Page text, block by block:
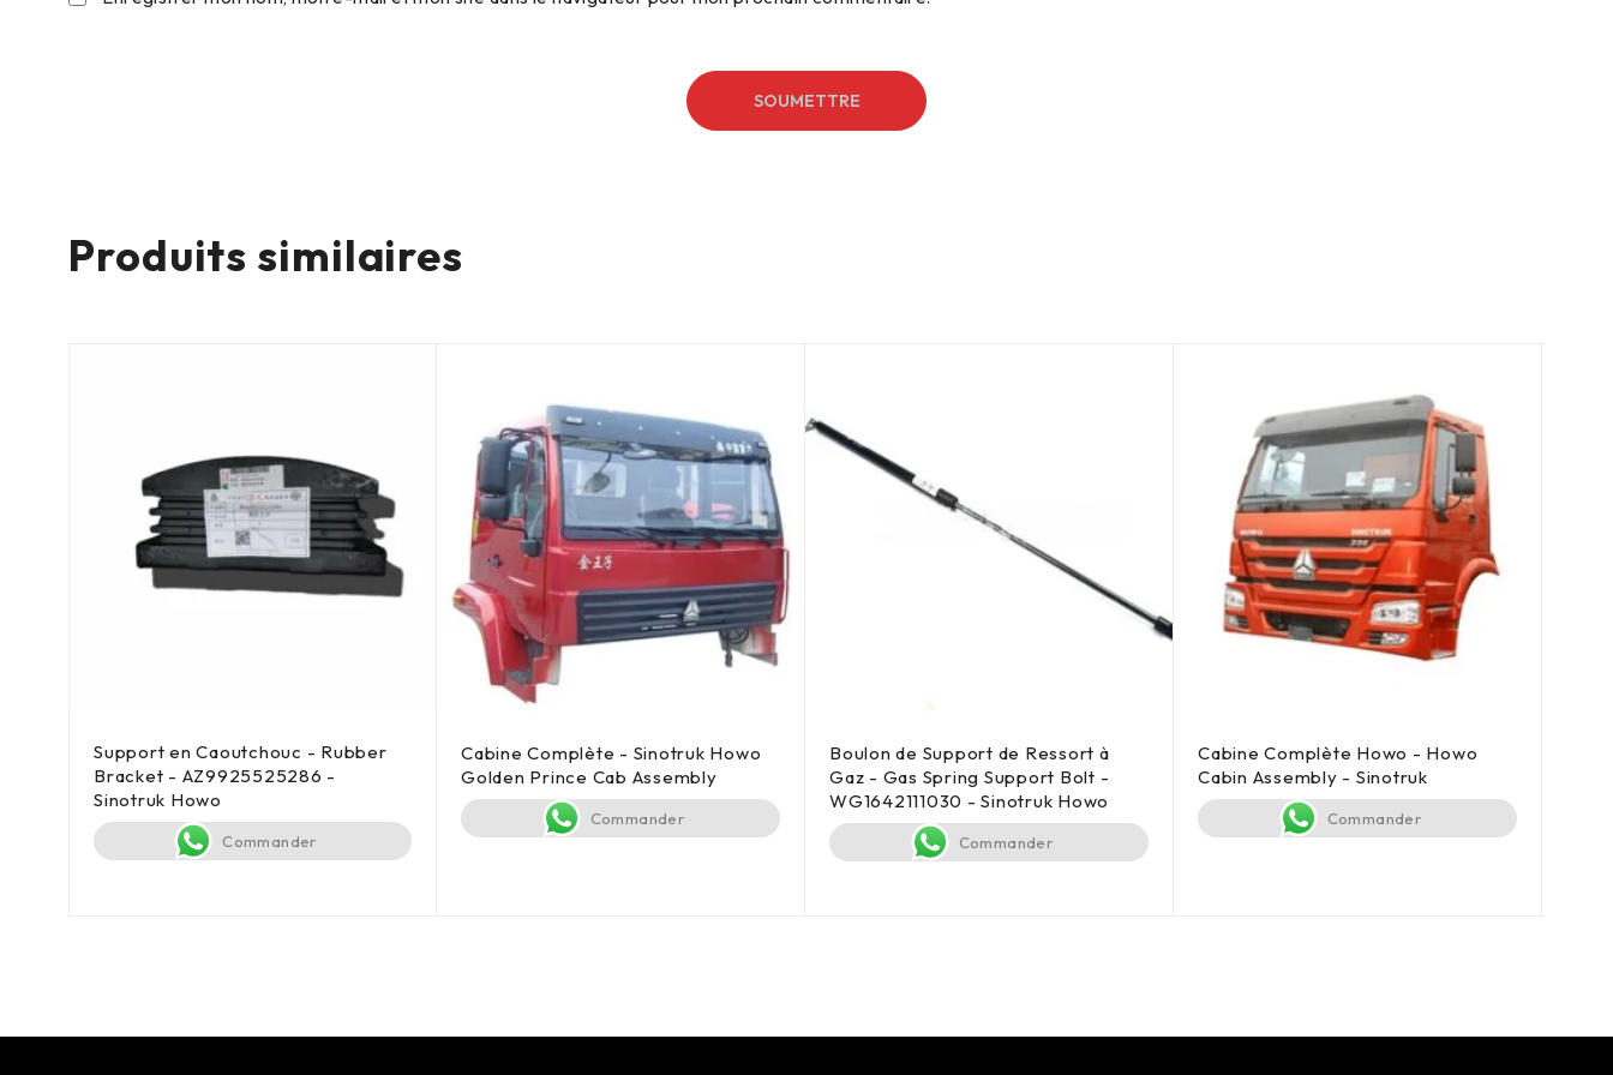
Produits similaires
Support en Caoutchouc - Rubber
Bracket - AZ9925525286 -
Sinotruk Howo
Commander
Cabine Complète - Sinotruk Howo
Golden Prince Cab Assembly
Commander
Boulon de Support de Ressort à
Gaz - Gas Spring Support Bolt -
WG1642111030 - Sinotruk Howo
Commander
Cabine Complète Howo - Howo
Cabin Assembly - Sinotruk
Commander